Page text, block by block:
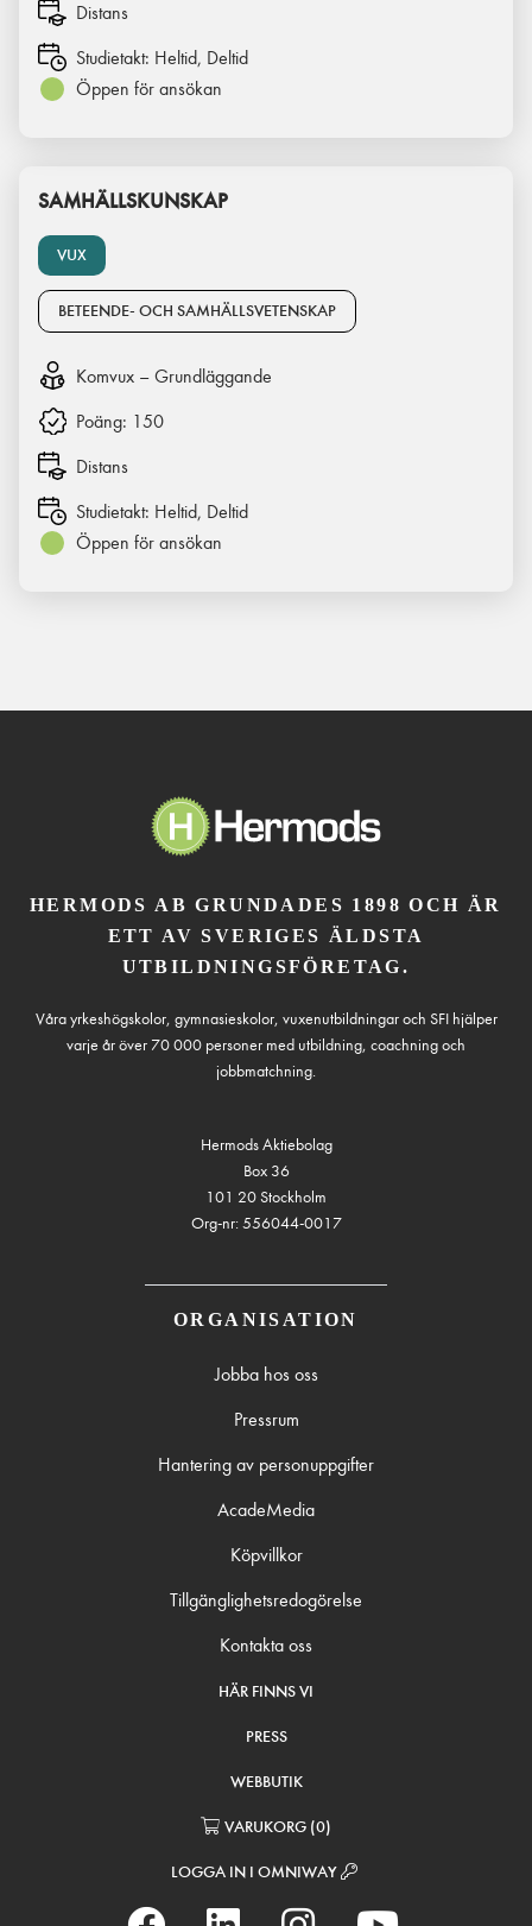
Distans
Studietakt: Heltid, Deltid
Öppen för ansökan
VUX
SAMHÄLLSKUNSKAP
BETEENDE- OCH SAMHÄLLSVETENSKAP
Komvux – Grundläggande
Poäng: 150
Distans
Studietakt: Heltid, Deltid
Öppen för ansökan
HERMODS AB GRUNDADES 1898 OCH ÄR
ETT AV SVERIGES ÄLDSTA
UTBILDNINGSFÖRETAG.
Våra yrkeshögskolor, gymnasieskolor, vuxenutbildningar och SFI hjälper
varje år över 70 000 personer med utbildning, coachning och
jobbmatchning.
Hermods Aktiebolag
Box 36
101 20 Stockholm
Org-nr: 556044-0017
ORGANISATION
Jobba hos oss
Pressrum
Hantering av personuppgifter
AcadeMedia
Köpvillkor
Tillgänglighetsredogörelse
Kontakta oss
HÄR FINNS VI
PRESS
WEBBUTIK
VARUKORG (0)
LOGGA IN I OMNIWAY